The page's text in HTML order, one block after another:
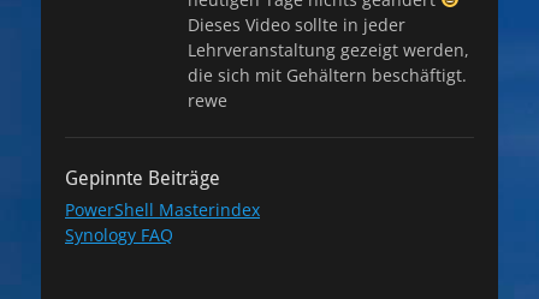
Dieses Video sollte in jeder
Lehrveranstaltung gezeigt werden,
die sich mit Gehältern beschäftigt.
rewe
Gepinnte Beiträge
PowerShell Masterindex
Synology FAQ